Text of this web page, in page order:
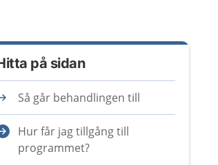
på sidan
Så går behandlingen till
Hur får jag tillgång till
programmet?